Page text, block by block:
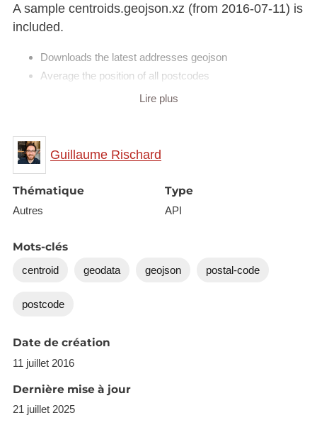
A sample centroids.geojson.xz (from 2016-07-11) is
included.
Downloads the latest addresses geojson
Average the position of all postcodes
python3postcode-centroid.py
centroids.geojson
There are 63 postcodes in Luxembourg that contain
address. Some of these are for residential
might want to consider merging these points with
the nearest
of
Lire plus
Guillaume Rischard
Thématique
Autres
Type
API
Mots-clés
centroid geodata geojson postal-code
postcode
Date de création
11 juillet 2016
Dernière mise à jour
21 juillet 2025